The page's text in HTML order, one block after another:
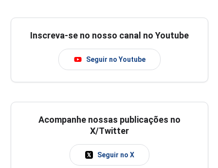
Inscreva-se no nosso canal no Youtube
Seguir no Youtube
Acompanhe nossas publicações no
X/Twitter
Seguir no X